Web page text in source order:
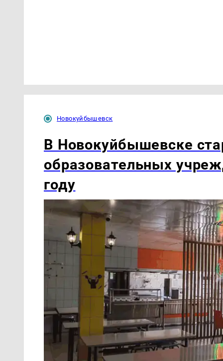
Новокуйбышевск
В Новокуйбышевске
образовательных
году